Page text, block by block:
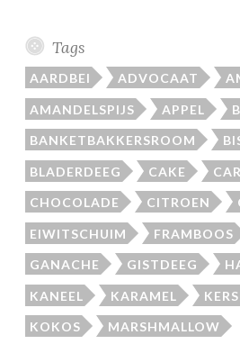
Tags
AARDBEI ADVOCAAT
AMANDELSPIJS APPEL
BANKETBAKKERSROOM
BLADERDEEG CAKE
CHOCOLADE CITROEN
EIWITSCHUIM FRAMBOOS
GANACHE GISTDEEG
KANEEL KARAMEL
KOKOS MARSHMALLOW